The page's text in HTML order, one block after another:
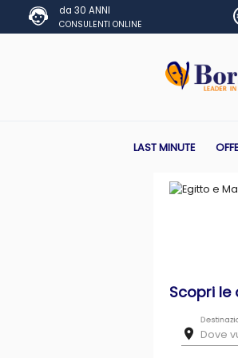
da 30 ANNI
CONSULENTI ONLINE
LAST MINUTE
Scopri le
room